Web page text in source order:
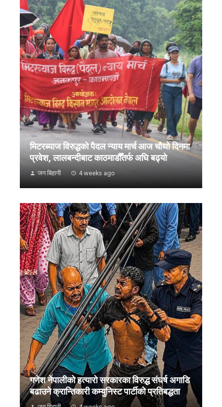
मिटरब्याज विरुद्धको पैदल न्याय मार्च आज चौथो दिनमा
प्रवेश, लालबन्दीबाट काठमाडौँतर्फ अघि बढ्यो
जन बिहानी 4 weeks ago
गणेश नेपालीको हत्यारो सरकारका विरुद्ध संघर्ष अगाडि
बढाउने क्रान्तिकारी कम्युनिस्ट पार्टीको प्रतिबद्धता